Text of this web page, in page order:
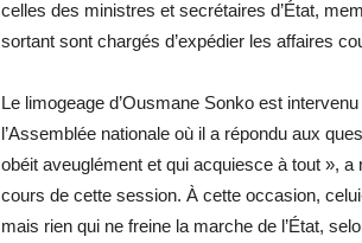
celles des ministres et secrétaires d’État,
sortant sont chargés d’expédier les affaires
Le limogeage d’Ousmane Sonko est
l’Assemblée nationale où il a répondu aux
obéit aveuglément et qui acquiesce à tout »,
cours de cette session. À cette occasion,
mais rien qui ne freine la marche de l’État,